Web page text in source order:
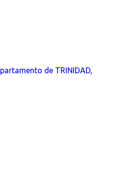
de TRINIDAD,